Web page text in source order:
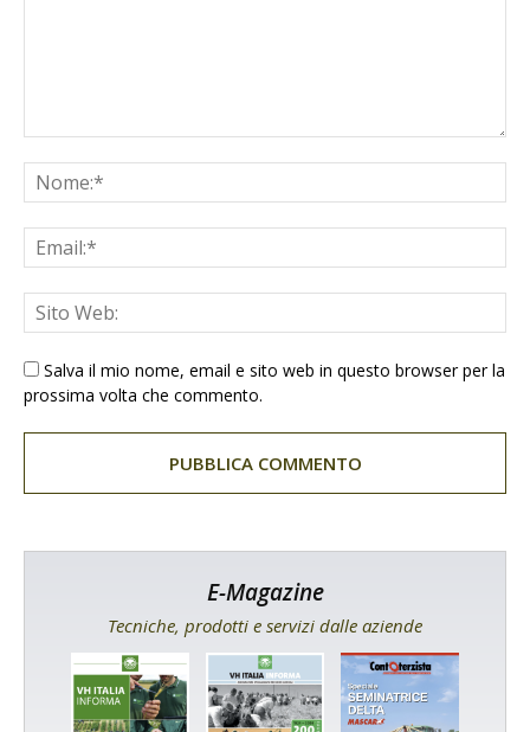
Salva il mio nome, email e sito web in questo browser per la
prossima volta che commento.
E-Magazine
Tecniche, prodotti e servizi dalle aziende